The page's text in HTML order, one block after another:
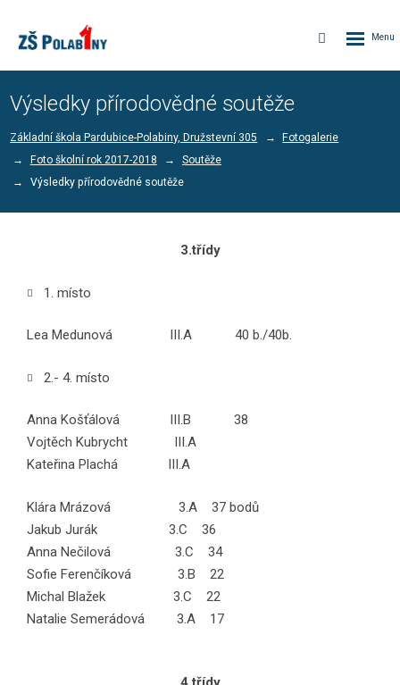
Vyhledávání
Výsledky přírodovědné soutěže
Základní škola Pardubice-Polabiny, Družstevní 305
Fotogalerie
Foto školní rok 2017-2018
Soutěže
Výsledky přírodovědné soutěže
3.třídy
1. místo
Lea Medunová III.A 40 b./40b.
2.- 4. místo
Anna Košťálová III.B 38
Vojtěch Kubrycht III.A
Kateřina Plachá III.A
Klára Mrázová 3.A 37 bodů
Jakub Jurák 3.C 36
Anna Nečilová 3.C 34
Sofie Ferenčíková 3.B 22
Michal Blažek 3.C 22
Natalie Semerádová 3.A 17